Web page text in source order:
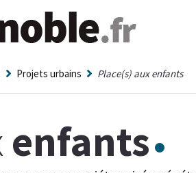
Projets urbains Place(s) aux enfants
enfants